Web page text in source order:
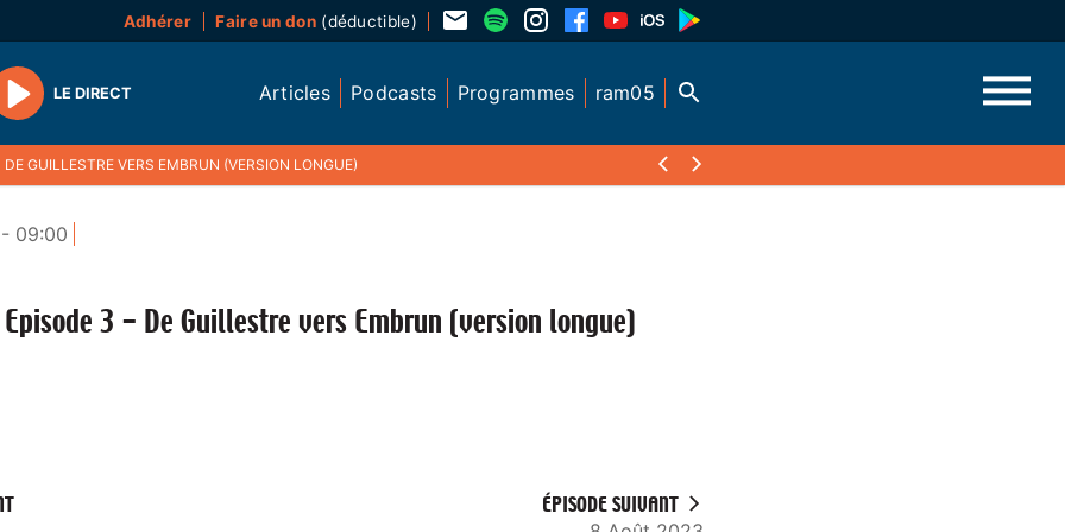
Adhérer Faire un don(déductible)
Play
LE DIRECT Articles Podcasts Programmes ram05
GUILLESTRE VERS EMBRUN (VERSION LONGUE)
09:00
Episode 3 - De Guillestre vers Embrun (version longue)
ÉPISODE SUIVANT